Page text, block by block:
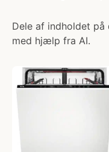
Dele af indholdet
med hjælp fra AI.